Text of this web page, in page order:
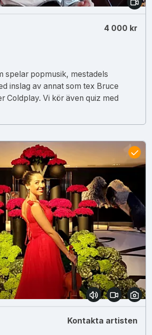
4 000 kr
spelar popmusik, mestadels
inslag av annat som tex Bruce
Coldplay. Vi kör även quiz med
Kontakta artisten